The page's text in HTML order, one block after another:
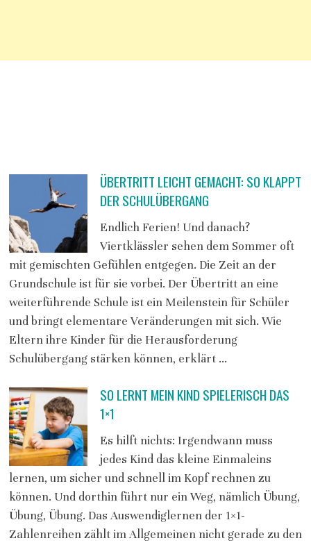
ÜBERTRITT LEICHT GEMACHT: SO KLAPPT
DER SCHULÜBERGANG
Endlich Ferien! Und danach?
Viertklässler sehen dem Sommer oft
mit gemischten Gefühlen entgegen. Die Zeit an der
Grundschule ist für sie vorbei. Der Übertritt an eine
weiterführende Schule ist ein Meilenstein für Schüler
und bringt elementare Veränderungen mit sich. Wie
Eltern ihre Kinder für die Herausforderung
Schulübergang stärken können, erklärt …
SO LERNT MEIN KIND SPIELERISCH DAS
1×1
Es hilft nichts: Irgendwann muss
jedes Kind das kleine Einmaleins
lernen, um sicher und schnell im Kopf rechnen zu
können. Und dorthin führt nur ein Weg, nämlich Übung,
Übung, Übung. Das Auswendiglernen der 1×1-
Zahlenreihen zählt im Allgemeinen nicht gerade zu den